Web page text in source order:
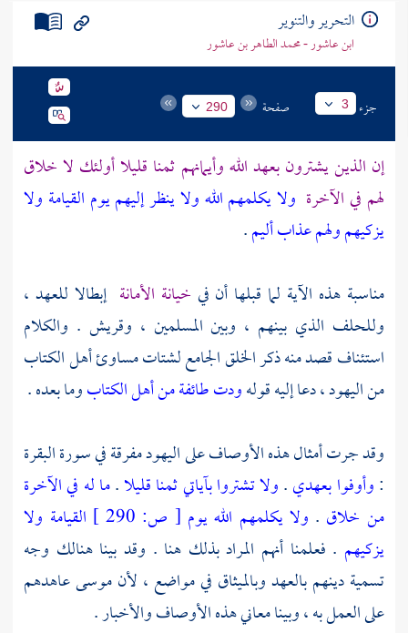
التحرير والتنوير
ابن عاشور - محمد الطاهر بن عاشور
جزء 3 صفحة 290
إن الذين يشترون بعهد الله وأيمانهم ثمنا قليلا أولئك لا خلاق
لهم في الآخرة ولا يكلمهم الله ولا ينظر إليهم يوم القيامة ولا
يزكيهم ولهم عذاب أليم.
مناسبة هذه الآية لما قبلها أن في خيانة الأمانة إبطالا للعهد ،
وللحلف الذي بينهم ، وبين المسلمين ، وقريش . والكلام
استئناف قصد منه ذكر الخلق الجامع لشتات مساوئ أهل الكتاب
مناليهود، دعا إليه قولهودت طائفة من أهل الكتابوما بعده .
وقد جرت أمثال هذه الأوصاف علىاليهودمفرقة في سورة البقرة
:وأوفوا بعهدي.ولا تشتروا بآياتي ثمنا قليلا.ما له في الآخرة
من خلاق . ولا يكلمهم الله يوم [ ص:
القيامة ولا
يزكيهم . فعلمنا أنهم المراد بذلك هنا . وقد بينا هنالك وجه
تسمية دينهم بالعهد وبالميثاق في مواضع ، لأنموسىعاهدهم
على العمل به ، وبينا معاني هذه الأوصاف والأخبار .